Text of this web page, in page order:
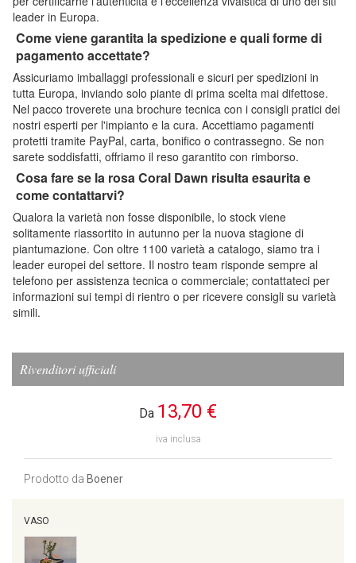
leader in Europa.
Come viene garantita la spedizione e quali forme di
pagamento accettate?
Assicuriamo imballaggi professionali e sicuri per spedizioni in
tutta Europa, inviando solo piante di prima scelta mai difettose.
Nel pacco troverete una brochure tecnica con i consigli pratici dei
nostri esperti per l'impianto e la cura. Accettiamo pagamenti
protetti tramite PayPal, carta, bonifico o contrassegno. Se non
sarete soddisfatti, offriamo il reso garantito con rimborso.
Cosa fare se la rosa Coral Dawn risulta esaurita e
come contattarvi?
Qualora la varietà non fosse disponibile, lo stock viene
solitamente riassortito in autunno per la nuova stagione di
piantumazione. Con oltre 1100 varietà a catalogo, siamo tra i
leader europei del settore. Il nostro team risponde sempre al
telefono per assistenza tecnica o commerciale; contattateci per
informazioni sui tempi di rientro o per ricevere consigli su varietà
simili.
Rivenditori ufficiali
Da 13,70 €
iva inclusa
Prodotto da Boener
VASO